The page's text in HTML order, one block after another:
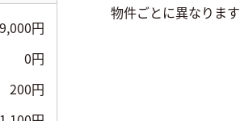
円
0円
200円
物件ごとに異なりま